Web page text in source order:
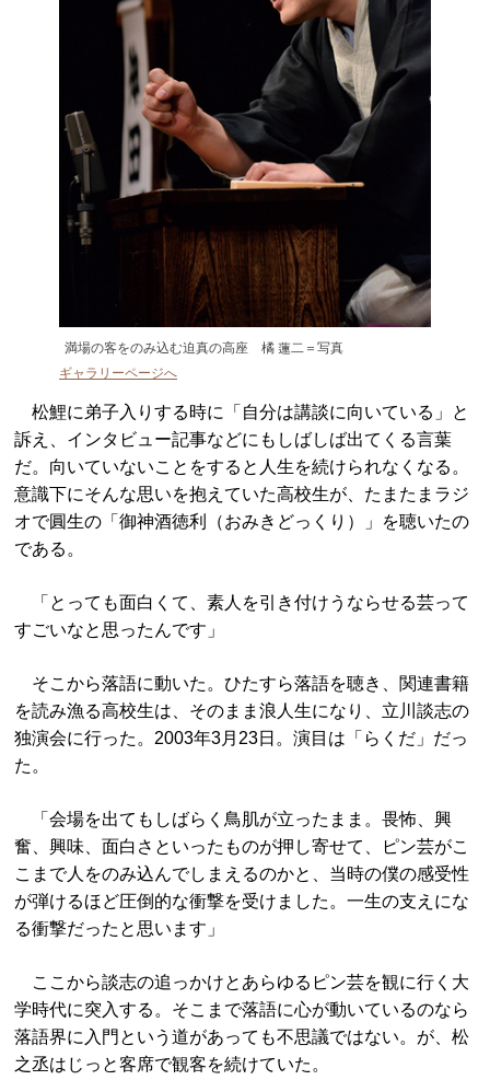
満場の客をのみ込む迫真の高座 橘 蓮二＝写真
ギャラリーページへ
松鯉に弟子入りする時に「自分は講談に向いている」と
訴え、インタビュー記事などにもしばしば出てくる言葉
だ。向いていないことをすると人生を続けられなくなる。
意識下にそんな思いを抱えていた高校生が、たまたまラジ
オで圓生の「御神酒徳利（おみきどっくり）」を聴いたの
である。
「とっても面白くて、素人を引き付けうならせる芸って
すごいなと思ったんです」
そこから落語に動いた。ひたすら落語を聴き、関連書籍
を読み漁る高校生は、そのまま浪人生になり、立川談志の
独演会に行った。2003年3月23日。演目は「らくだ」だっ
た。
「会場を出てもしばらく鳥肌が立ったまま。畏怖、興
奮、興味、面白さといったものが押し寄せて、ピン芸がこ
こまで人をのみ込んでしまえるのかと、当時の僕の感受性
が弾けるほど圧倒的な衝撃を受けました。一生の支えにな
る衝撃だったと思います」
ここから談志の追っかけとあらゆるピン芸を観に行く大
学時代に突入する。そこまで落語に心が動いているのなら
落語界に入門という道があっても不思議ではない。が、松
之丞はじっと客席で観客を続けていた。